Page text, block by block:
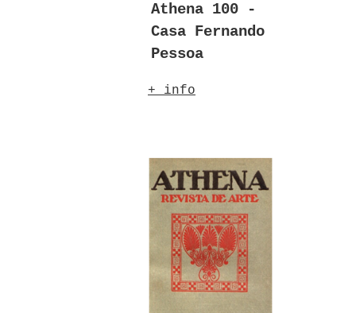
Athena 100 -
Casa Fernando
Pessoa
+ info